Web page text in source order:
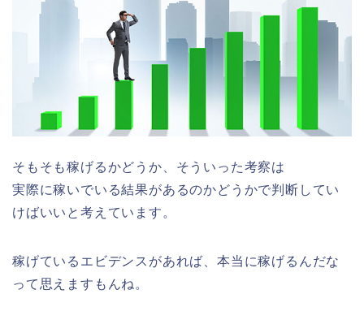
そもそも稼げるかどうか、そういった考察は
実際に稼いでいる結果があるのかどうかで判断してい
けばいいと考えています。
稼げているエビデンスがあれば、本当に稼げるんだな
って思えますもんね。